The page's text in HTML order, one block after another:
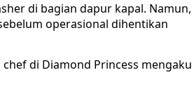
di bagian dapur kapal. Namun,
operasional dihentikan
di Diamond Princess mengaku